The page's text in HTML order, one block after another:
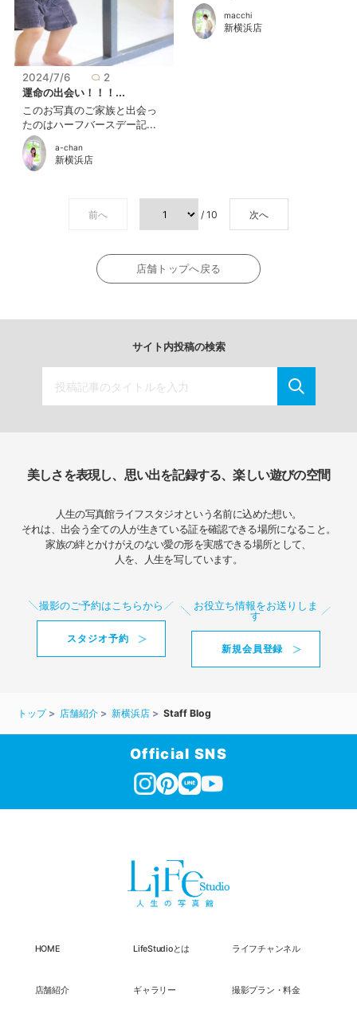
2024/7/6
2
運命の出会い！！！...
このお写真のご家族と出会っ
たのはハーフバースデー記...
a-chan
新横浜店
macchi
新横浜店
前へ / 10 次へ
店舗トップへ戻る
サイト内投稿の検索
美しさを表現し、思い出を記録する、楽しい遊びの空間
人生の写真館ライフスタジオという名前に込めた想い。
それは、出会う全ての人が生きている証を確認できる場所になること。
家族の絆とかけがえのない愛の形を実感できる場所として、
人を、人生を写しています。
撮影のご予約はこちらから
スタジオ予約
お役立ち情報をお送りしま
す
新規会員登録
トップ 店舗紹介 新横浜店 Staff Blog
Official SNS
HOME LifeStudioとは ライフチャンネル
店舗紹介 ギャラリー 撮影プラン・料金